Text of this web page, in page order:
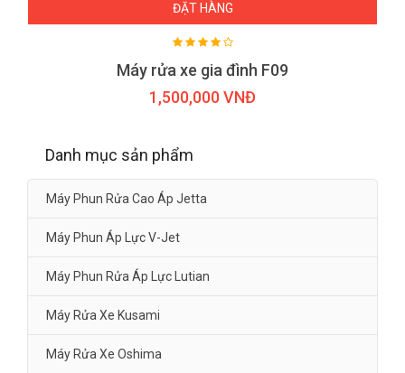
ĐẶT HÀNG
Máy rửa xe gia đình F09
1,500,000 VNĐ
Danh mục sản phẩm
Máy Phun Rửa Cao Áp Jetta
Máy Phun Áp Lực V-Jet
Máy Phun Rửa Áp Lực Lutian
Máy Rửa Xe Kusami
Máy Rửa Xe Oshima